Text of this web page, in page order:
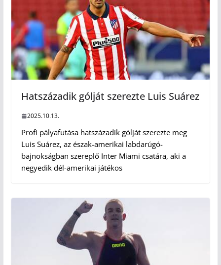
Hatszázadik gólját szerezte Luis Suárez
2025.10.13.
Profi pályafutása hatszázadik gólját szerezte meg
Luis Suárez, az észak-amerikai labdarúgó-
bajnokságban szereplő Inter Miami csatára, aki a
negyedik dél-amerikai játékos